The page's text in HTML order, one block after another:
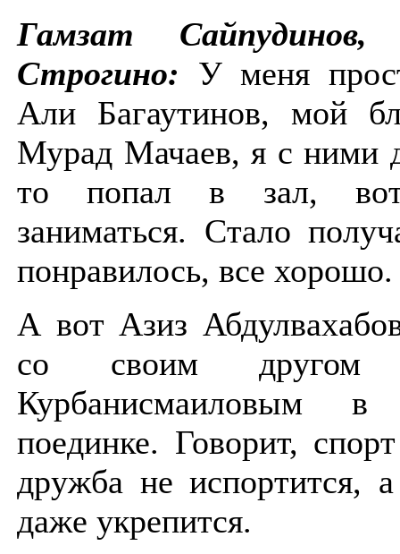
Гамзат
Строгино: У меня
Али Багаутинов, мой
Мурад Мачаев, я с ними
то попал в зал,
заниматься. Стало
понравилось, все
А вот Азиз
со своим другом
Курбанисмаиловым в
поединке. Говорит,
дружба не испортится,
даже укрепится.